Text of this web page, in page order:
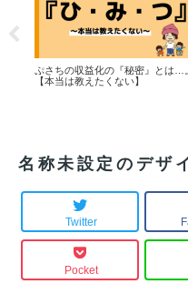
ぷさちの収益化の『秘密』とは…。
【本当は教えたくない】
名称未設定のデザ
Twitter
Pocket